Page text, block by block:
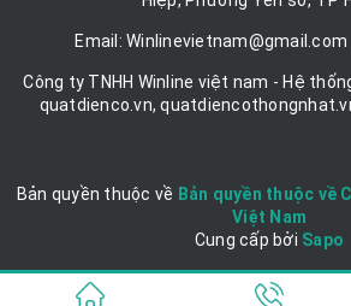
Email: Winlinevietnam@gmail.com
Công ty TNHH Winline việt nam - Hệ
quatdienco.vn,
Bản quyền thuộc về Bản quyền thuộc về
Việt Nam
|
Cung cấp bởi Sapo